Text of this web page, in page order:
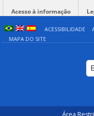
Acesso à informação
ACESSIBILIDADE
MAPA DO SITE
Área